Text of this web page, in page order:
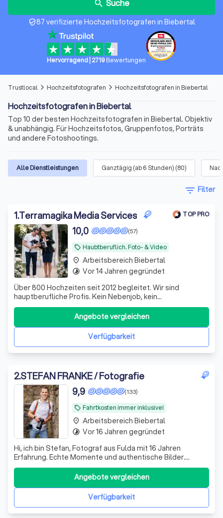
search Suche
verified_user87 verifizierte Hochzeitsfotografen in Biebertal
Hervorragend 2719Bewertungen
Trustlocal arrow_forward_ios Hochzeitsfotografen arrow_forward_ios Hochzeitsfotografen in Biebertal
Hochzeitsfotografen in Biebertal
Top 10 der besten Hochzeitsfotografen in Biebertal. Objektiv
& unabhängig. Für Hochzeitsfotos, Gruppenfotos, Porträts
und andere Fotoshootings.
Alle Dienstleistungen Ganztägig (ab 6 Stunden) (80)
filter_list Filter
1.Terramagika Media Services TOP PRO
local_offer Haubtberuflich. Foto- & Video
(57)
10,0
Über 800 Hochzeiten seit 2012 begleitet. Wir sind
hauptberufliche Profis. Kein Nebenjob, kein
Wochenendjob, kein Risiko dank Geld-zurück-Garantie.
Videograf optional buchbar. Festpreis ab 885 € (4h).
Verfügbarkeit
Angebote vergleichen
place Arbeitsbereich Biebertal
timelapse Vor 14 Jahren gegründet
2.STEFAN FRANKE / Fotografie
local_offer Fahrtkosten immer inklusive!
(133)
9,9
Hi, ich bin Stefan, Fotograf aus Fulda mit 16 Jahren
Erfahrung. Echte Momente und authentische Bilder.
Fahrtkosten immer inklusive! Und das Beste: Deine Bilder
erhältst Du in maximal 10 Tagen.
Verfügbarkeit
Angebote vergleichen
place Arbeitsbereich Biebertal
timelapse Vor 16 Jahren gegründet